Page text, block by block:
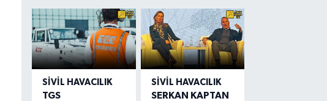
SIVIL HAVACILIK
TGS
SIVIL HAVACILIK
SERKAN KAPTAN